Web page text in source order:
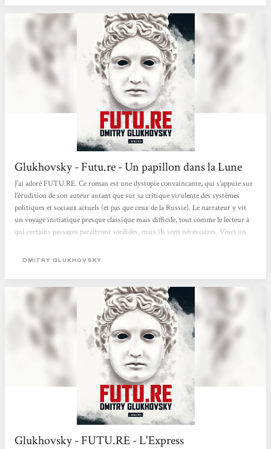
Glukhovsky - Futu.re - Un papillon dans la Lune
J'ai adoré FUTU.RE. Ce roman est une dystopie convaincante, qui s'appuie sur
l'érudition de son auteur autant que sur sa critique virulente des systèmes
politiques et sociaux actuels (et pas que ceux de la Russie). Le narrateur y vit
un voyage initiatique presque classique mais difficile, tout comme le lecteur à
qui certains passages paraitront sordides, mais ils sont nécessaires. Voici un
trash à travers l'Europe, autour d'un jeune homme brisé dans son enfance, et de
DMITRY GLUKHOVSKY
Glukhovsky - FUTU.RE - L'Express